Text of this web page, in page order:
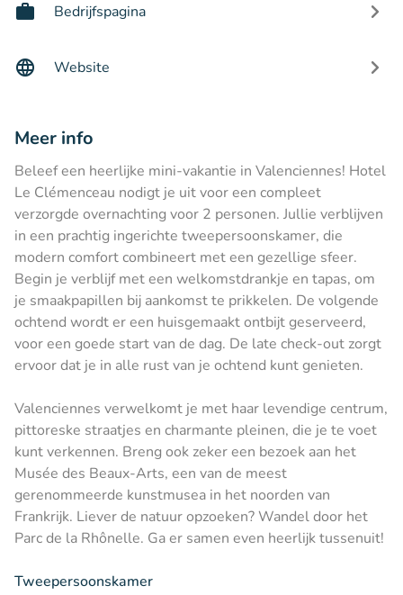
Bedrijfspagina
Website
Meer info
Beleef een heerlijke mini-vakantie in Valenciennes! Hotel
Le Clémenceau nodigt je uit voor een compleet
verzorgde overnachting voor 2 personen. Jullie verblijven
in een prachtig ingerichte tweepersoonskamer, die
modern comfort combineert met een gezellige sfeer.
Begin je verblijf met een welkomstdrankje en tapas, om
je smaakpapillen bij aankomst te prikkelen. De volgende
ochtend wordt er een huisgemaakt ontbijt geserveerd,
voor een goede start van de dag. De late check-out zorgt
ervoor dat je in alle rust van je ochtend kunt genieten.
Valenciennes verwelkomt je met haar levendige centrum,
pittoreske straatjes en charmante pleinen, die je te voet
kunt verkennen. Breng ook zeker een bezoek aan het
Musée des Beaux-Arts, een van de meest
gerenommeerde kunstmusea in het noorden van
Frankrijk. Liever de natuur opzoeken? Wandel door het
Parc de la Rhônelle. Ga er samen even heerlijk tussenuit!
Tweepersoonskamer